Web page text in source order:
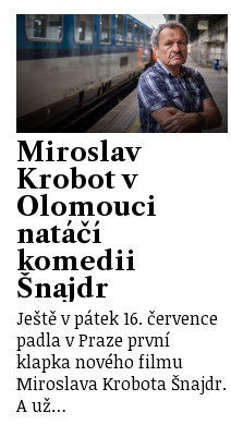
Miroslav
Krobot v
Olomouci
natáčí
komedii
Šnajdr
Ještě v pátek 16. července
padla v Praze první
klapka nového filmu
Miroslava Krobota Šnajdr.
A už…